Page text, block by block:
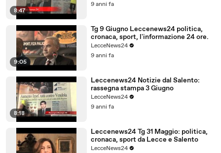
8:47
9 anni fa
9:05
Tg 9 Giugno Leccenews24 politica,
cronaca, sport, l'informazione 24 ore.
LecceNews24
9 anni fa
8:18
Leccenews24 Notizie dal Salento:
rassegna stampa 3 Giugno
LecceNews24
9 anni fa
Leccenews24 Tg 31 Maggio: politica,
cronaca, sport da Lecce e Salento
LecceNews24